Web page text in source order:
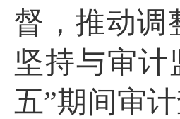
督，推动调
坚持与审
五”期间审